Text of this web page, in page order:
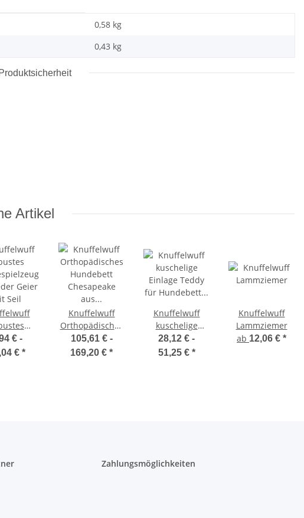
0,58 kg
0,43 kg
Artikel
Geier
€ -
€ *
Knuffelwuff
Orthopädisches
Hundebett
Chesapeake aus
105,61 € -
169,20 € *
Knuffelwuff
kuschelige
Einlage Teddy
für Hundebett
28,12 € -
51,25 € *
Knuffelwuff
Lammziemer
ab 12,06 € *
Zahlungsmöglichkeiten